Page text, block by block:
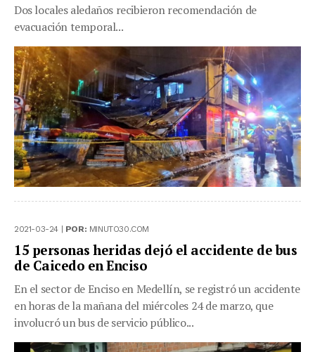
Dos locales aledaños recibieron recomendación de
evacuación temporal...
2021-03-24 | POR: MINUTO30.COM
15 personas heridas dejó el accidente de bus
de Caicedo en Enciso
En el sector de Enciso en Medellín, se registró un accidente
en horas de la mañana del miércoles 24 de marzo, que
involucró un bus de servicio público...